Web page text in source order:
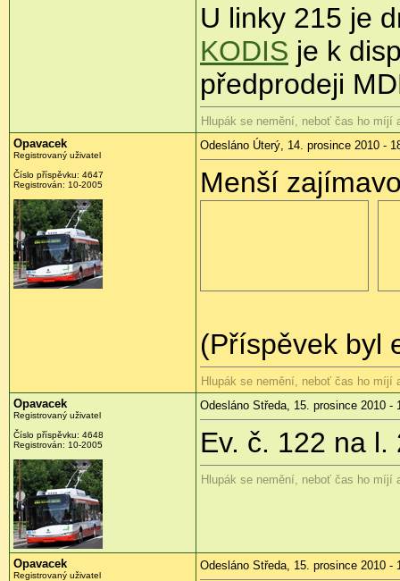
U linky 215 je
KODIS je k
předprodeji
Hlupák se nemění, neboť čas ho míjí
Opavacek
Registrovaný uživatel
Číslo příspěvku: 4647
Registrován: 10-2005
Odesláno Úterý, 14. prosince 2010 -
Menší
(Příspěvek byl
Hlupák se nemění, neboť čas ho míjí
Opavacek
Registrovaný uživatel
Číslo příspěvku: 4648
Registrován: 10-2005
Odesláno Středa, 15. prosince 2010 -
Ev. č. 122 na l.
Hlupák se nemění, neboť čas ho míjí
Opavacek
Registrovaný uživatel
Odesláno Středa, 15. prosince 2010 -